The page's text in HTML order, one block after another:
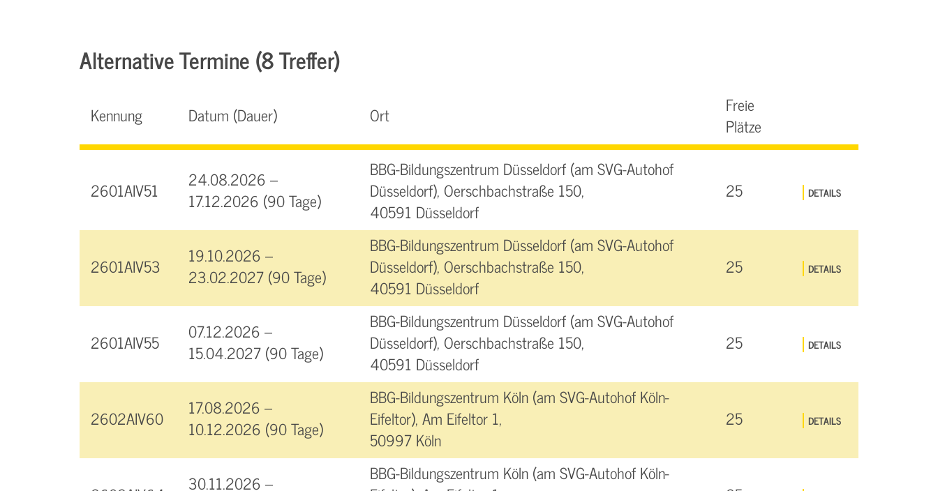
Alternative Termine (8 Treffer)
Kennung Datum (Dauer) Ort
Freie
Plätze
2601AIV51
24.08.2026 –
17.12.2026 (90 Tage)
BBG-Bildungszentrum Düsseldorf (am SVG-Autohof
Düsseldorf), Oerschbachstraße 150,
40591 Düsseldorf
25 DETAILS
2601AIV53
19.10.2026 –
23.02.2027 (90 Tage)
BBG-Bildungszentrum Düsseldorf (am SVG-Autohof
Düsseldorf), Oerschbachstraße 150,
40591 Düsseldorf
25 DETAILS
2601AIV55
07.12.2026 –
15.04.2027 (90 Tage)
BBG-Bildungszentrum Düsseldorf (am SVG-Autohof
Düsseldorf), Oerschbachstraße 150,
40591 Düsseldorf
25 DETAILS
2602AIV60
17.08.2026 –
10.12.2026 (90 Tage)
BBG-Bildungszentrum Köln (am SVG-Autohof Köln-
Eifeltor), Am Eifeltor 1,
50997 Köln
25 DETAILS
30.11.2026 –
BBG-Bildungszentrum Köln (am SVG-Autohof Köln-